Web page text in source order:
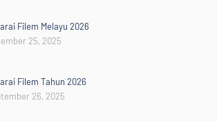
Filem Melayu 2026
25, 2025
Filem Tahun 2026
26, 2025